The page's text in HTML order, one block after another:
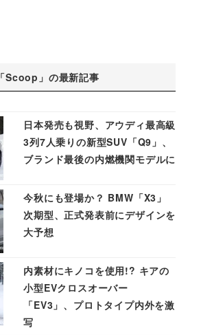
「Scoop」の最新記事
日本発売も視野、アウディ最高級
3列7人乗りの新型SUV「Q9」、
ブランド最後の内燃機関モデルに
今秋にも登場か？ BMW「X3」
次期型、正式発表前にデザインを
大予想
内素材にキノコを使用!? キアの
小型EVクロスオーバー
「EV3」、プロトタイプ内外を激
写